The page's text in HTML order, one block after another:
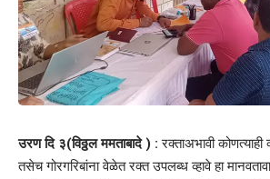
उरण दि ३(विठ्ठल ममताबादे ) : रक्ताअभावी
तसेच गोरगरिबांना वेळेत रक्त उपलब्ध व्हावे हा